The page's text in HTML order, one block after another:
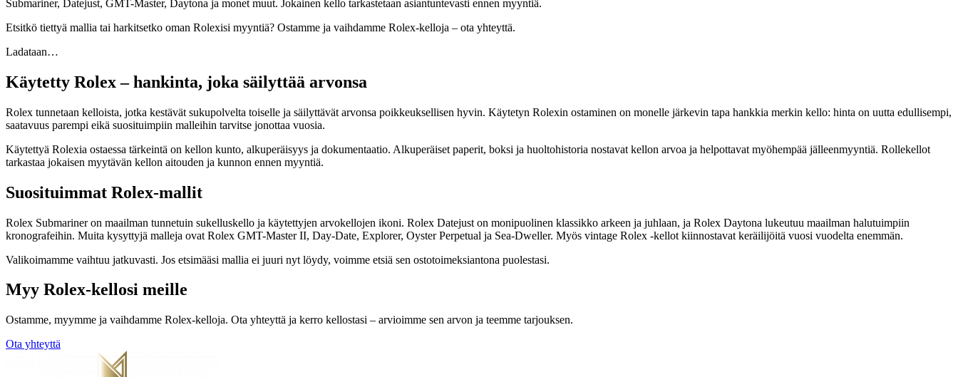
Submariner, Datejust, GMT-Master, Daytona ja monet muut. Jokainen kello tarkastetaan asiantuntevasti ennen myyntiä.
Etsitkö tiettyä mallia tai harkitsetko oman Rolexisi myyntiä? Ostamme ja vaihdamme Rolex-kelloja – ota yhteyttä.
Ladataan…
Käytetty Rolex – hankinta, joka säilyttää arvonsa
Rolex tunnetaan kelloista, jotka kestävät sukupolvelta toiselle ja säilyttävät arvonsa poikkeuksellisen hyvin. Käytetyn Rolexin ostaminen on monelle järkevin tapa hankkia merkin kello: hinta on uutta edullisempi,
saatavuus parempi eikä suosituimpiin malleihin tarvitse jonottaa vuosia.
Käytettyä Rolexia ostaessa tärkeintä on kellon kunto, alkuperäisyys ja dokumentaatio. Alkuperäiset paperit, boksi ja huoltohistoria nostavat kellon arvoa ja helpottavat myöhempää jälleenmyyntiä. Rollekellot
tarkastaa jokaisen myytävän kellon aitouden ja kunnon ennen myyntiä.
Suosituimmat Rolex-mallit
Rolex Submariner on maailman tunnetuin sukelluskello ja käytettyjen arvokellojen ikoni. Rolex Datejust on monipuolinen klassikko arkeen ja juhlaan, ja Rolex Daytona lukeutuu maailman halutuimpiin
kronografeihin. Muita kysyttyjä malleja ovat Rolex GMT-Master II, Day-Date, Explorer, Oyster Perpetual ja Sea-Dweller. Myös vintage Rolex -kellot kiinnostavat keräilijöitä vuosi vuodelta enemmän.
Valikoimamme vaihtuu jatkuvasti. Jos etsimääsi mallia ei juuri nyt löydy, voimme etsiä sen ostotoimeksiantona puolestasi.
Myy Rolex-kellosi meille
Ostamme, myymme ja vaihdamme Rolex-kelloja. Ota yhteyttä ja kerro kellostasi – arvioimme sen arvon ja teemme tarjouksen.
Ota yhteyttä